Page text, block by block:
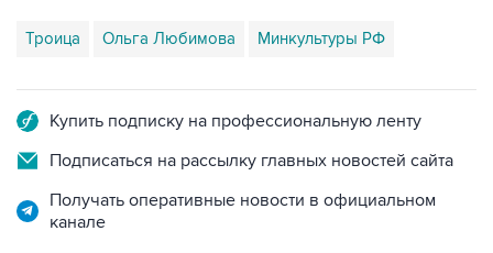
Троица Ольга Любимова Минкультуры РФ
Купить подписку на профессиональную ленту
Подписаться на рассылку главных новостей сайта
Получать оперативные новости в официальном
канале